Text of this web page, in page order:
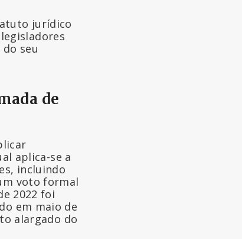
jurídico
seu
de
aplica-se a
incluindo
voto formal
2022 foi
em maio de
alargado do